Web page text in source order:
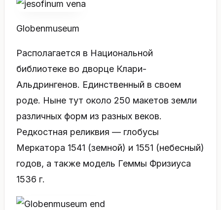
Globenmuseum
Располагается в Национальной
библиотеке во дворце Клари-
Альдрингенов. Единственный в своем
роде. Ныне тут около 250 макетов земли
различных форм из разных веков.
Редкостная реликвия — глобусы
Меркатора 1541 (земной) и 1551 (небесный)
годов, а также модель Геммы Фризиуса
1536 г.